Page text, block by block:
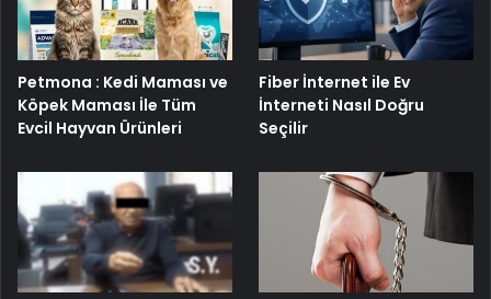
Petmona : Kedi Maması ve
Köpek Maması İle Tüm
Evcil Hayvan Ürünleri
Fiber İnternet ile Ev
İnterneti Nasıl Doğru
Seçilir